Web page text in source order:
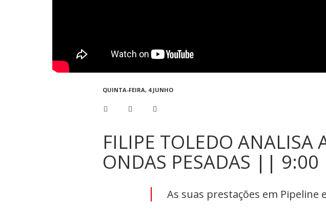
QUINTA-FEIRA, 4 JUNHO
FILIPE TOLEDO ANALISA
ONDAS PESADAS || 9:00
As suas prestações em Pipeline